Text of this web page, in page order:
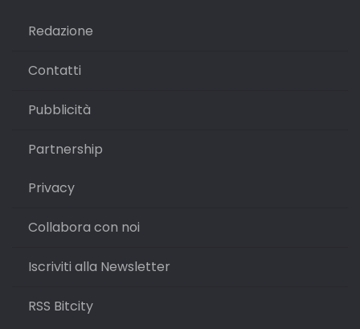
Redazione
Contatti
Pubblicità
Partnership
Privacy
Collabora con noi
Iscriviti alla Newsletter
RSS Bitcity